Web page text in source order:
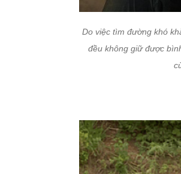
Do việc tìm đường khó
đều không giữ được